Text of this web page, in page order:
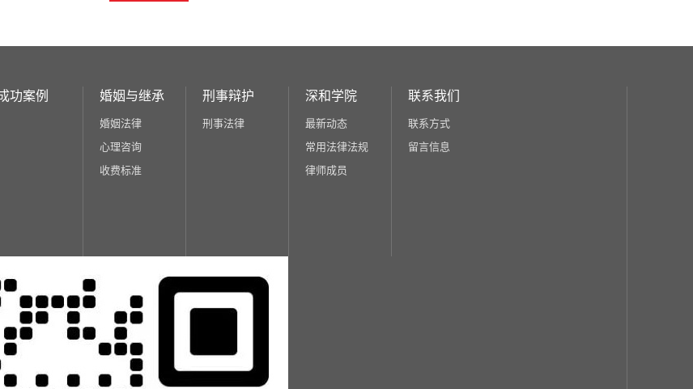
功案例 婚姻与继承
婚姻法律
心理咨询
收费标准
刑事辩护
刑事法律
深和学院
最新动态
常用法律法规
律师成员
联系我们
联系方式
留言信息